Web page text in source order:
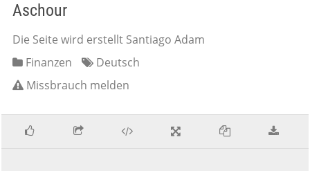
Aschour
Die Seite wird erstellt Santiago Adam
Finanzen
Deutsch
Missbrauch melden